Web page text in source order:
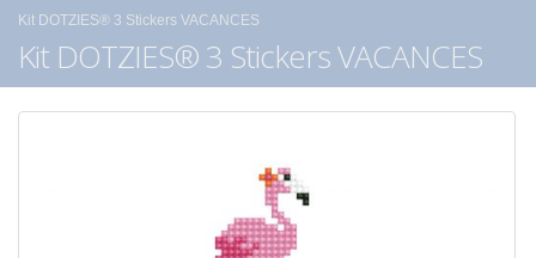
Kit DOTZIES® 3 Stickers VACANCES
Kit DOTZIES® 3 Stickers VACANCES